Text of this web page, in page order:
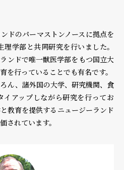
取り扱いについて 著作権について
ドのパーマストンノースに拠点を
学部と共同研究を行いました。
ンドで唯一獣医学部をもつ国立大
を行っていることでも有名です。
ん、諸外国の大学、研究機関、食
アップしながら研究を行ってお
教育を提供するニュージーランド
されています。